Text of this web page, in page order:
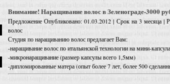
Внимание! Наращивание волос в Зеленограде-3000
Предложение Опубликовано: 01.03.2012 | Срок на 3 месяца |
волос
Студия по наращиванию волос предлагает Вам:
-наращивание волос по итальянской технологии на мини-
-микронаращивание (размер капсулы всего 1,5мм)
-дипломированные матера (опыт более 7 лет, более 500